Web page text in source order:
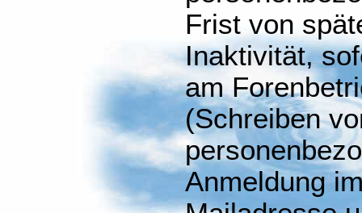
Frist von
Inaktivität,
am
(Schreiben
Anmeldung